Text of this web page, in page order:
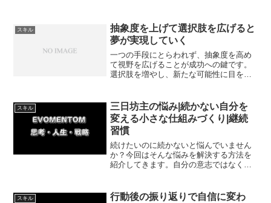
スキル
抽象度を上げて選択肢を広げると
夢が実現していく
一つの手段にとらわれず、抽象度を高め
て視野を広げることが成功への鍵です。
選択肢を増やし、新たな可能性に目を向
様な選択肢を手に入れましょう。
スキル
三日坊主の悩み|続かない自分を
変える小さな仕組みづくり|継続
習慣
続けたいのに続かないと悩んでいません
か？今回はそんな悩みを解決する方法を
紹介してきます。自分の意志ではなく仕
スキル
行動後の振り返りで自信に変わ